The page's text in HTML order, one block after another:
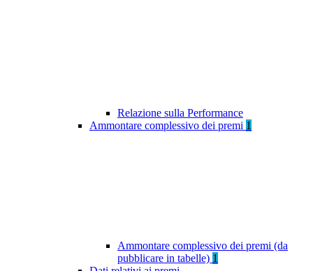
Relazione sulla Performance
Ammontare complessivo dei premi 1
Ammontare complessivo dei premi (da
pubblicare in tabelle) 1